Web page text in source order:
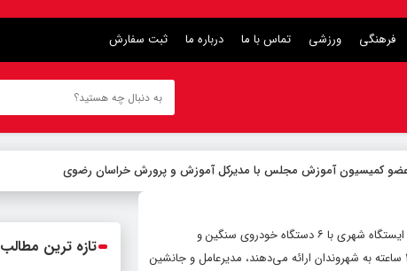
فرهنگی ورزشی تماس با ما درباره ما ثبت سفارش
کمیسیون آموزش مجلس با مدیرکل آموزش و پرورش خراسان رضوی
آتشپاد سوم مسعود روضه خوان، در گفتگو با کلام تازه، بیان کرد: سازمان آتش‌نشانی گلبهار از دو ایستگاه شهری با ۶ دستگاه خودروی سنگین و
نیمه‌سنگین و ۲۲ پرسنل تشکیل شده است، ۲۰ نفر از این پرسنل در سه شیفت کاری، خدمات ۲۴ ساعته به شهروندان ارائه می‌دهند، مدیرعامل و جانشین
تازه ترین مطالب